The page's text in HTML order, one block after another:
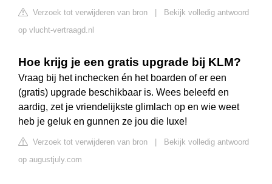
Verzoek tot verwijderen van bron
Bekijk volledig antwoord
op vlucht-vertraagd.nl
Hoe krijg je een gratis upgrade bij KLM?
Vraag bij het inchecken én het boarden of er een
(gratis) upgrade beschikbaar is. Wees beleefd en
aardig, zet je vriendelijkste glimlach op en wie weet
heb je geluk en gunnen ze jou die luxe!
Verzoek tot verwijderen van bron
Bekijk volledig antwoord
op augustjuly.com